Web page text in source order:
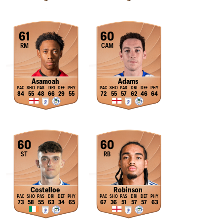
61
RM
Asamoah
84 55 48 66 29 55
60
CAM
Adams
72 55 57 62 46 64
60
ST
Costelloe
73 58 55 63 34 65
60
RB
Robinson
67 36 51 57 57 63